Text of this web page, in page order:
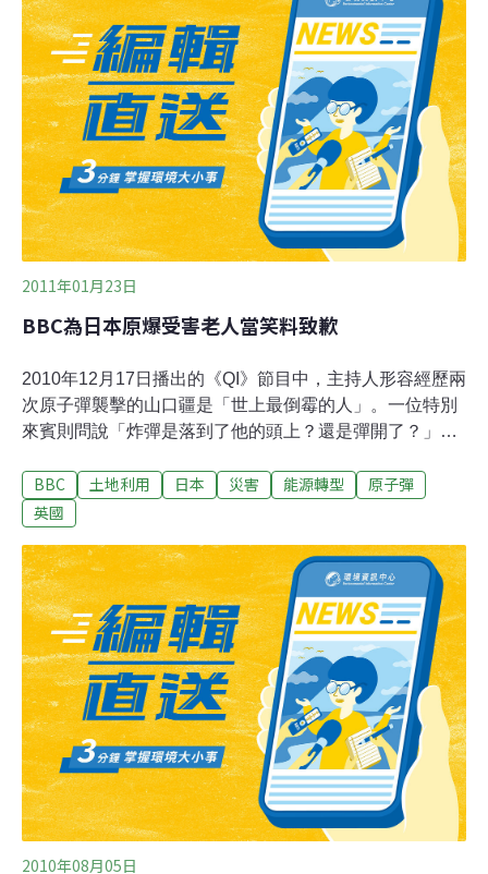
的第一次災害是因他人造成，「這次卻是我們親手鑄下的
大錯」。村上的發言適逢日本核災將滿3個月。他指出，
當初日本政府與電力公司因強調效率與便利而發展核電，
雖然質疑核電的少數人常被認為懷著不切實際的夢想，但
他說，「別被披有『效率』及『便利』字眼的惡犬（指核
電）給追上，我們應該當個『不切實際的夢想家』大步向
前」，鼓勵日本人勇敢逐夢。村上認為，日人歷經原子彈
造成的歷史傷痛後，該記取教訓，拒用核電，應另尋替代
能源，才算是對當初廣島及長崎的原子彈罹難者負責。
2011年01月23日
BBC為日本原爆受害老人當笑料致歉
2010年12月17日播出的《QI》節目中，主持人形容經歷兩
次原子彈襲擊的山口疆是「世上最倒霉的人」。一位特別
來賓則問說「炸彈是落到了他的頭上？還是彈開了？」這
節目結束後，在英國的日本籍民眾向日本駐英大使館表達
不滿。日本駐英大使館隨後發函向BBC表示抗議，要求
節目製作公司在聲明中表示，對造成如此的後果表示道
歉，並將正式去函日本駐英大使館表達歉意。99年過世的
山口疆是長崎人，經歷了1945年8月6日的廣島原子彈襲擊
和3天之後的長崎原子彈襲擊。廣島原子彈襲擊的時候，
山口疆因在廣島出差受到嚴重灼傷，返回長崎卻遇上了第
二次的原子彈襲擊。兩次原子彈襲擊後，日本政府發給大
批原子彈襲擊的受害者「原爆者手冊」，讓傷者接受治療
和賠償。山口疆是紀錄當中，唯一經歷兩次原子彈襲擊的
生還者。
BBC 土地利用 日本 災害 能源轉型
原子彈
英國
2010年08月05日